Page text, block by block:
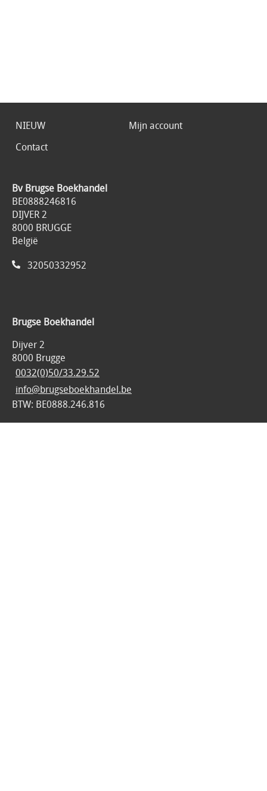
NIEUW
Mijn account
Contact
Bv Brugse Boekhandel
BE0888246816
DIJVER 2
8000 BRUGGE
België
32050332952
Brugse Boekhandel
Dijver 2
8000 Brugge
0032(0)50/33.29.52
info@brugseboekhandel.be
BTW: BE0888.246.816